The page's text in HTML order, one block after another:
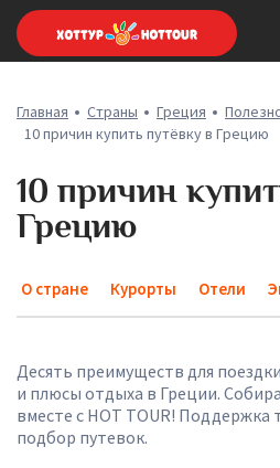
Главная Страны Греция
10 причин купить путёвку в Грецию
10 причин
Грецию
О стране Курорты Отели
Десять преимуществ для
и плюсы отдыха в Греции.
вместе с HOT TOUR! Поддержка
подбор путевок.